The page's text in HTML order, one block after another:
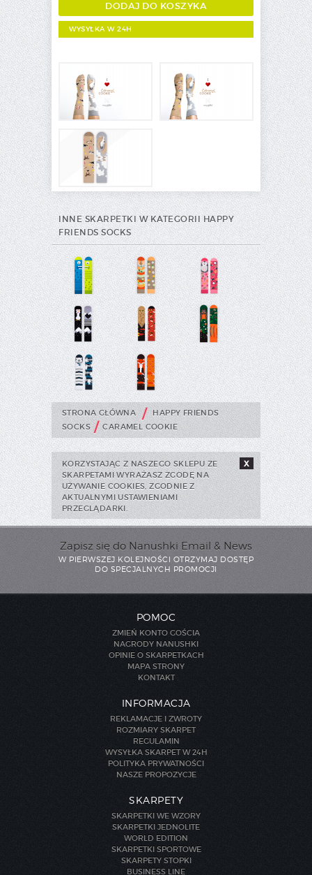
WYSYŁKA W 24H
INNE SKARPETKI W KATEGORII HAPPY
FRIENDS SOCKS
STRONA GŁÓWNA /
HAPPY FRIENDS
SOCKS / CARAMEL COOKIE
KORZYSTAJĄC Z NASZEGO SKLEPU ZE
SKARPETAMI WYRAŻASZ ZGODĘ NA
UŻYWANIE COOKIES, ZGODNIE Z
AKTUALNYMI USTAWIENIAMI
PRZEGLĄDARKI.
X
Zapisz się do Nanushki Email & News
W PIERWSZEJ KOLEJNOŚCI OTRZYMAJ DOSTĘP
DO SPECJALNYCH PROMOCJI
POMOC
ZMIEŃ KONTO GOŚCIA
NAGRODY NANUSHKI
OPINIE O SKARPETKACH
MAPA STRONY
KONTAKT
INFORMACJA
REKLAMACJE I ZWROTY
ROZMIARY SKARPET
REGULAMIN
WYSYŁKA SKARPET W 24H
POLITYKA PRYWATNOŚCI
NASZE PROPOZYCJE
SKARPETY
SKARPETKI WE WZORY
SKARPETKI JEDNOLITE
WORLD EDITION
SKARPETKI SPORTOWE
SKARPETY STOPKI
BUSINESS LINE